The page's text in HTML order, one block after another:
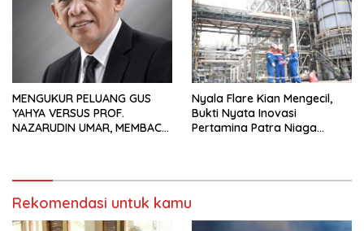
MENGUKUR PELUANG GUS
YAHYA VERSUS PROF.
NAZARUDIN UMAR, MEMBACA
Nyala Flare Kian Mengecil,
Bukti Nyata Inovasi
Pertamina Patra Niaga
Rekomendasi untuk kamu